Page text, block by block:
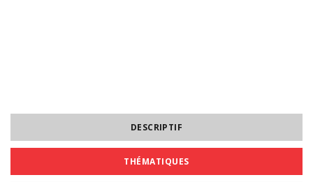
DESCRIPTIF
THÉMATIQUES